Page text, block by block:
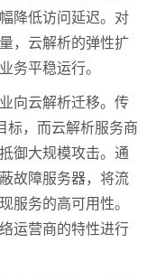
降低访问延迟。对
，云解析的弹性扩
务平稳运行。
向云解析迁移。传
标，而云解析服务商
御大规模攻击。通
故障服务器，将流
服务的高可用性。
运营商的特性进行